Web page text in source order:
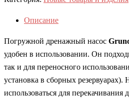
Описание
Погружной дренажный насос
удобен в использовании. Он
так и для переносного
установка в сборных резервуарах).
использоваться для